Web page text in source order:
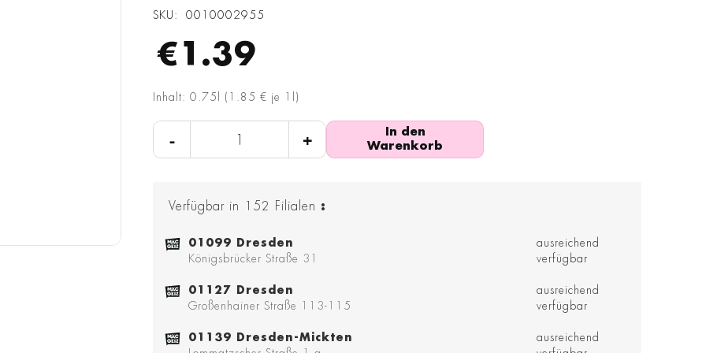
SKU 0010002955
€1.39
Inhalt: 0.75l (1.85 € je 1l)
- +
In den
Warenkorb
Verfügbar in 152 Filialen :
01099 Dresden
Königsbrücker Straße 31
ausreichend
verfügbar
01127 Dresden
Großenhainer Straße 113-115
ausreichend
verfügbar
01139 Dresden-Mickten
ausreichend